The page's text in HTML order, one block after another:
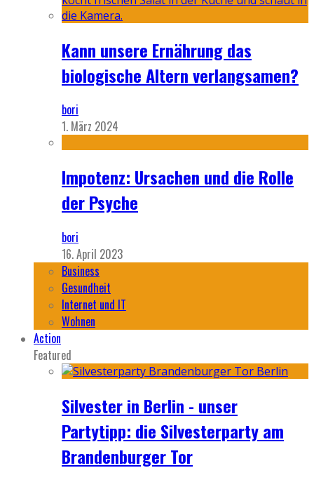
Kann unsere Ernährung das
biologische Altern verlangsamen?
bori
1. März 2024
Impotenz: Ursachen und die Rolle
der Psyche
bori
16. April 2023
Business
Gesundheit
Internet und IT
Wohnen
Action
Featured
Silvester in Berlin - unser
Partytipp: die Silvesterparty am
Brandenburger Tor